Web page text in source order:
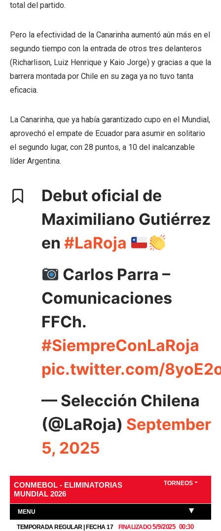
total del partido.
Pero la efectividad de la Canarinha aumentó aún más en el
segundo tiempo con la entrada de otros tres delanteros
(Richarlison, Luiz Henrique y Kaio Jorge) y gracias a que la
barrera montada por Chile en su zaga ya no tuvo tanta
eficacia.
La Canarinha, que ya había garantizado cupo en el Mundial,
aprovechó el empate de Ecuador para asumir en solitario
el segundo lugar, con 28 puntos, a 10 del inalcanzable
líder Argentina.
Debut oficial de
Maximiliano Gutiérrez
en #LaRoja
Carlos Parra –
Comunicaciones
FFCh.
#SiempreConLaRoja
pic.twitter.com/
— Selección Chilena
(@LaRoja) September
5, 2025